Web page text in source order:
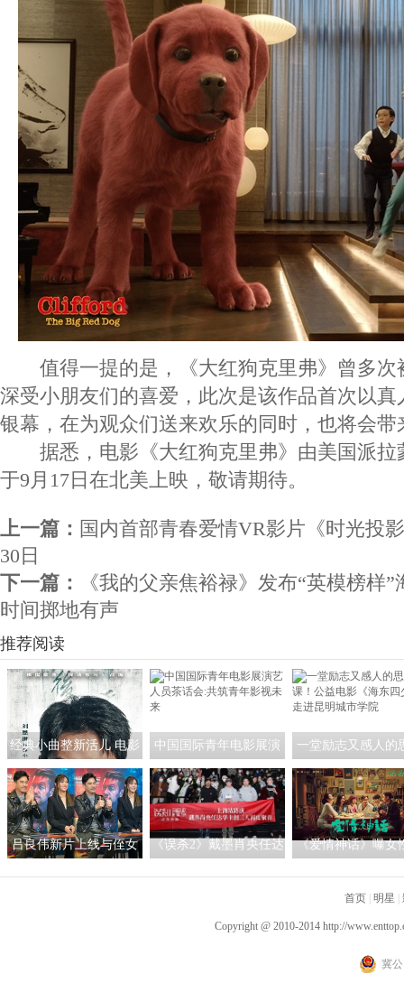
值得一提的是，《大红狗克里弗》曾多次
深受小朋友们的喜爱，此次是该作品首次以
银幕，在为观众们送来欢乐的同时，也将会
据悉，电影《大红狗克里弗》由美国派拉
于9月17日在北美上映，敬请期待。
上一篇： 国内首部青春爱情VR影片《时光投
30日
下一篇：
《我的父亲焦裕禄》发布“英模榜样
时间掷地有声
推荐阅读
经典小曲整新活儿 电影
《探清水河：重生》角
色海报暗藏时间迷局
中国国际青年电影展演
艺人员茶话会:共筑青年
影视未来
一堂励志又感人的
课！公益电影《海
少》走进昆明城市
吕良伟新片上线与侄女
《误杀2》戴墨肖央任达
冬
《爱情神话》曝女
同盟
首页 明星
Copyright @ 2010-2014 http://
冀公